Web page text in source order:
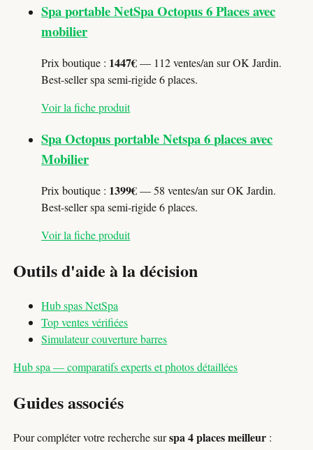
Spa portable NetSpa Octopus 6 Places avec
mobilier
Prix boutique : 1447€— 112 ventes/an sur OK Jardin.
Best-seller spa semi-rigide 6 places.
Voir la fiche produit
Spa Octopus portable Netspa 6 places avec
Mobilier
Prix boutique : 1399€— 58 ventes/an sur OK Jardin.
Best-seller spa semi-rigide 6 places.
Voir la fiche produit
Outils d'aide à la décision
Hub spas NetSpa
Top ventes vérifiées
Simulateur couverture barres
Hub spa — comparatifs experts et photos détaillées
Guides associés
Pour compléter votre recherche surspa 4 places meilleur :